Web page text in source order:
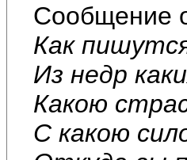
Сообщение
Как
Из недр
Какою
С какою